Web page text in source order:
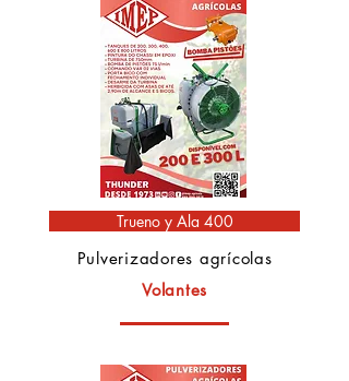
Trueno y Ala 400
Pulverizadores agrícolas
Volantes